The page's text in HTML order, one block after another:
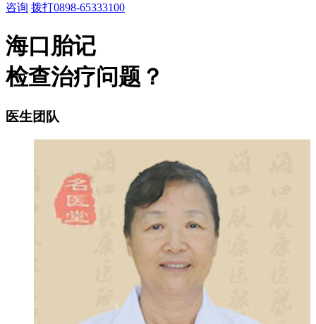
咨询 拨打0898-65333100
海口胎记
检查治疗问题？
医生团队